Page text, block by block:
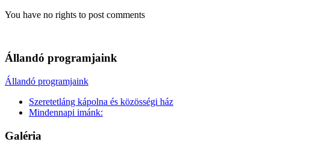
You have no rights to post comments
Állandó programjaink
Állandó programjaink
Szeretetláng kápolna és közösségi ház
Mindennapi imánk:
Galéria